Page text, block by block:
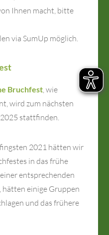
Ihnen macht, bitte
via SumUp möglich.
Bruchfest, wie
wird zum nächsten
stattfinden.
2021 hätten wir
in das frühe
entsprechenden
hätten einige Gruppen
und das frühere